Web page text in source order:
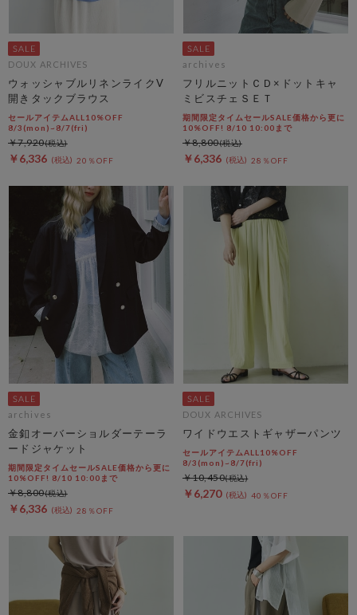
DOUX ARCHIVES
ウォッシャブルリネンライクV
開きタックブラウス
セールアイテムALL10%OFF
8/3(mon)~8/7(fri)
￥6,336 20％OFF
￥7,920
archives
フリルニットＣＤ×ドットキャ
ミビスチェＳＥＴ
期間限定タイムセールSALE価格から更に
10%OFF! 8/10 10:00まで
￥6,336 28％OFF
￥8,800
archives
金釦オーバーショルダーテーラ
ードジャケット
期間限定タイムセールSALE価格から更に
10%OFF! 8/10 10:00まで
￥6,336 28％OFF
￥8,800
DOUX ARCHIVES
ワイドウエストギャザーパンツ
セールアイテムALL10%OFF
8/3(mon)~8/7(fri)
￥6,270 40％OFF
￥10,450